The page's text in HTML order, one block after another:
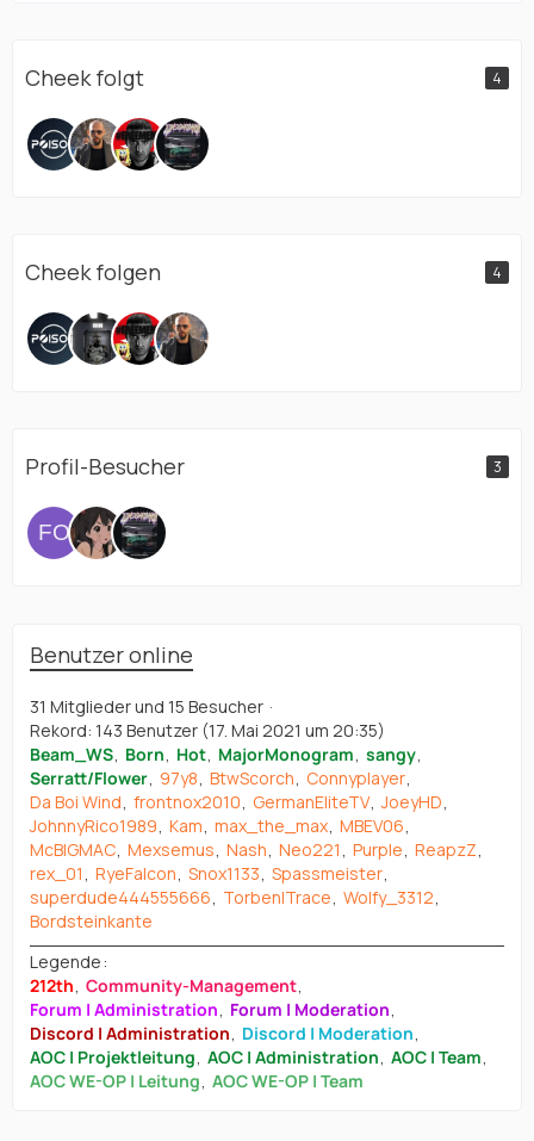
Cheek folgt 4
Cheek folgen 4
Profil-Besucher 3
Benutzer online
31 Mitglieder und 15 Besucher
Rekord: 143 Benutzer (17. Mai 2021 um 20:35)
Beam_WS Born Hot MajorMonogram sangy
Serratt/Flower 97y8 BtwScorch
Connyplayer
Da Boi Wind frontnox2010 GermanEliteTV JoeyHD
JohnnyRico1989 Kam max_the_max MBEV06
McBIGMAC Mexsemus Nash Neo221 Purple ReapzZ
rex_01
RyeFalcon Snox1133 Spassmeister
superdude444555666
Torben|Trace Wolfy_3312
Bordsteinkante
Legende
212th Community-Management
Forum | Administration
Forum | Moderation
Discord | Administration
Discord | Moderation
AOC | Projektleitung AOC | Administration AOC | Team
AOC WE-OP | Leitung AOC WE-OP | Team